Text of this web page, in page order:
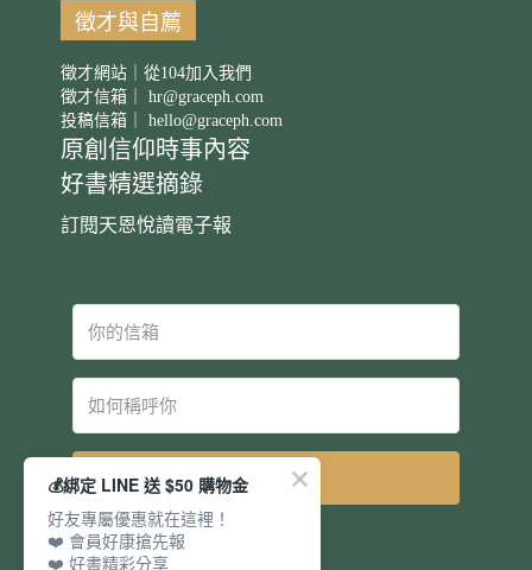
徵才與自薦
徵才網站｜從104加入我們
徵才信箱｜ hr@graceph.com
投稿信箱｜ hello@graceph.com
原創信仰時事內容
好書精選摘錄
訂閱天恩悅讀電子報
立即訂閱
💰綁定 LINE 送 $50 購物金
好友專屬優惠就在這裡！
❤️ 會員好康搶先報
❤️ 好書精彩分享